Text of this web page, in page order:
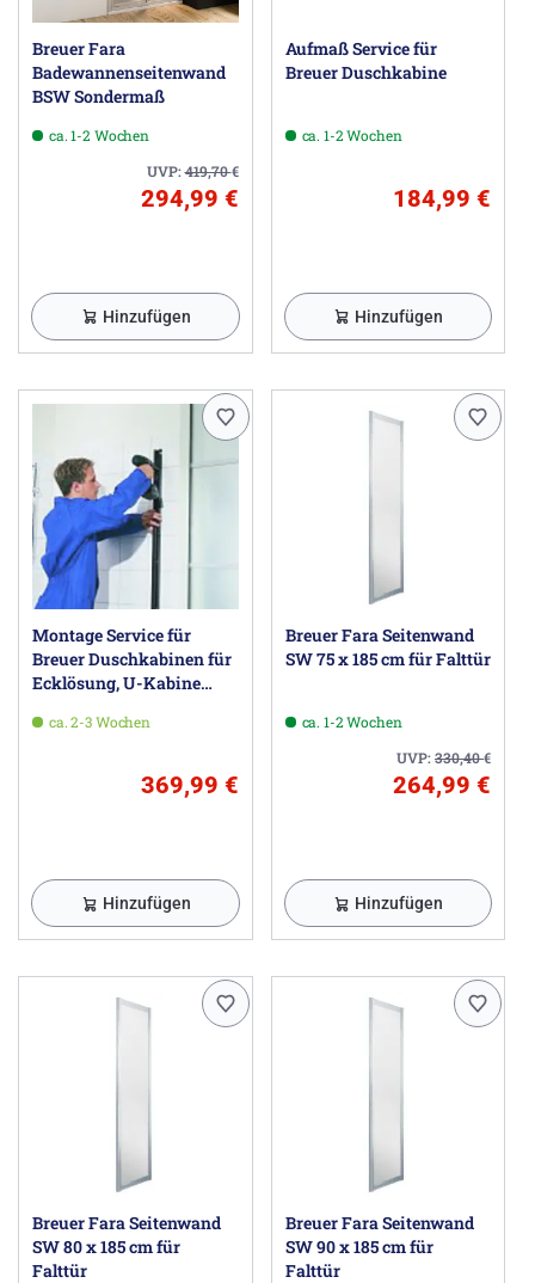
Breuer Fara
Badewannenseitenwand
BSW Sondermaß
ca. 1-2 Wochen
UVP:419,70€
294,99 €
Hinzufügen
Aufmaß Service für
Breuer Duschkabine
ca. 1-2 Wochen
184,99 €
Hinzufügen
Montage Service für
Breuer Duschkabinen für
Ecklösung, U-Kabine
ca. 2-3 Wochen
369,99 €
Hinzufügen
Breuer Fara Seitenwand
SW 75 x 185 cm für Falttür
ca. 1-2 Wochen
UVP:330,40€
264,99 €
Hinzufügen
Breuer Fara Seitenwand
SW 80 x 185 cm für
Falttür
Breuer Fara Seitenwand
SW 90 x 185 cm für
Falttür